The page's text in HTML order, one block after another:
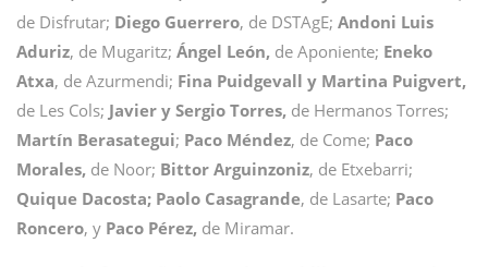
de Disfrutar; Diego Guerrero, de DSTAgE; Andoni Luis
Aduriz, de Mugaritz; Ángel León, de Aponiente; Eneko
Atxa, de Azurmendi; Fina Puidgevall y Martina Puigvert,
de Les Cols; Javier y Sergio Torres, de Hermanos Torres;
Martín Berasategui; Paco Méndez, de Come; Paco
Morales, de Noor; Bittor Arguinzoniz, de Etxebarri;
Quique Dacosta; Paolo Casagrande, de Lasarte; Paco
Roncero, y Paco Pérez, de Miramar.